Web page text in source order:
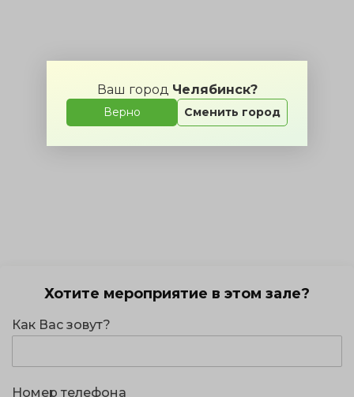
Ваш город Челябинск?
Верно Сменить город
Хотите мероприятие в этом зале?
Как Вас зовут?
Номер телефона